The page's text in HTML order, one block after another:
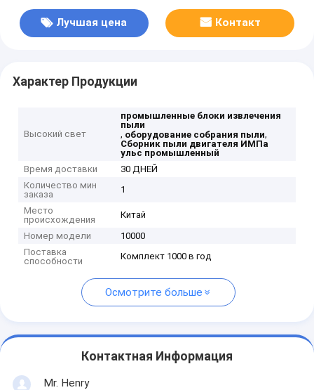
Лучшая цена Контакт
Характер Продукции
Высокий свет
промышленные блоки извлечения
пыли
, оборудование собрания пыли,
Сборник пыли двигателя ИМПа
ульс промышленный
Время доставки
30 ДНЕЙ
Количество мин
заказа
1
Место
происхождения
Китай
Номер модели
10000
Поставка
способности
Комплект 1000 в год
Осмотрите больше
Контактная Информация
Mr. Henry